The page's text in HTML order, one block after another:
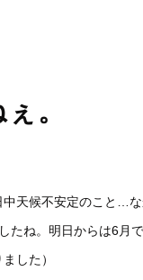
。
天候不安定のこと…
たね。明日からは6月
した）